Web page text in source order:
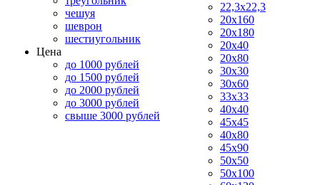
чешуя
шеврон
шестиугольник
Цена
до 1000 рублей
до 1500 рублей
до 2000 рублей
до 3000 рублей
свыше 3000 рублей
22,3x22,3
20x160
20x180
20x40
20x80
30x30
30x60
33x33
40x40
45x45
40x80
45x90
50x50
50x100